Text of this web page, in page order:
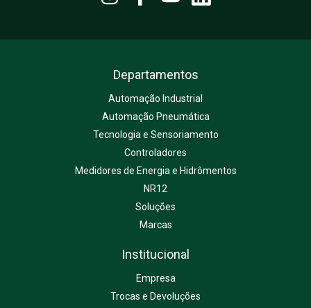
Departamentos
Automação Industrial
Automação Pneumática
Tecnologia e Sensoriamento
Controladores
Medidores de Energia e Hidrômentos
NR12
Soluções
Marcas
Institucional
Empresa
Trocas e Devoluções